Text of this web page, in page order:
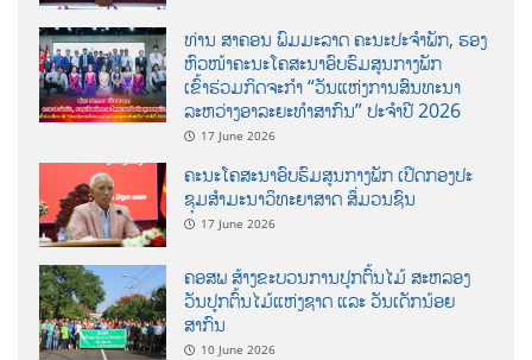
ທ່ານ ສາຄອນ ພົມມະລາດ ຄະນະປະຈໍາພັກ, ຮອງ
ຫົວໜ້າຄະນະໂຄສະນາອົບຮົມສູນກາງພັກ
ເຂົ້າຮ່ວມກິດຈະກຳ “ວັນແຫ່ງການສົນທະນາ
ລະຫວ່າງອາລະຍະທຳສາກົນ” ປະຈຳປີ 2026
17 June 2026
ຄະນະໂຄສະນາອົບຮົມສູນກາງພັກ ເປີດກອງປະ
ຊຸມສຳມະນາວິທະຍາສາດ ສຶ່ມວນຊົນ
17 June 2026
ຄອສພ ສ້າງຂະບວນການປູກຕົ້ນໄມ້ ສະຫລອງ
ວັນປູກຕົ້ນໄມ້ແຫ່ງຊາດ ແລະ ວັນເດັກນ້ອຍ
ສາກົນ
10 June 2026